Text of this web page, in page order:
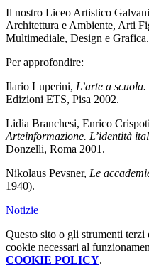
Il nostro Liceo Artistico
Architettura e Ambiente, Arti
Multimediale, Design e Grafica.
Per approfondire:
Ilario Luperini, L’arte a
Edizioni ETS, Pisa 2002.
Lidia Branchesi, Enrico
Arteinformazione. L’identità
Donzelli, Roma 2001.
Nikolaus Pevsner, Le
1940).
Notizie
Questo sito o gli strumenti
cookie necessari al
COOKIE POLICY.